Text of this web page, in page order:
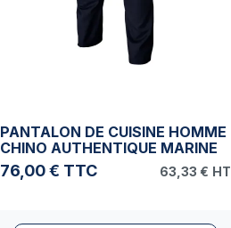
PANTALON DE CUISINE HOMME
CHINO AUTHENTIQUE MARINE
76,00 € TTC 63,33 € HT